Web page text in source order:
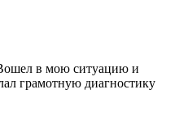
в мою ситуацию и
грамотную диагностику